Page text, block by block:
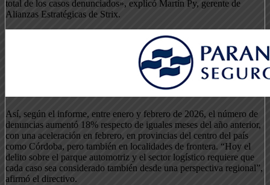
total de los casos denunciados», explicó Martín Py, gerente de
Alianzas Estratégicas de Strix.
Así, según el informe, entre enero y febrero de 2026, el número de
denuncias aumentó 18% respecto de iguales meses del año anterior,
con una aceleración en febrero, en provincias del centro del país
como Córdoba, pero también en localidades de frontera. “Hoy el
delito sobre el parque automotriz y el sector logístico requiere que
cada caso sea considerado también desde una perspectiva regional”,
afirmó el directivo.